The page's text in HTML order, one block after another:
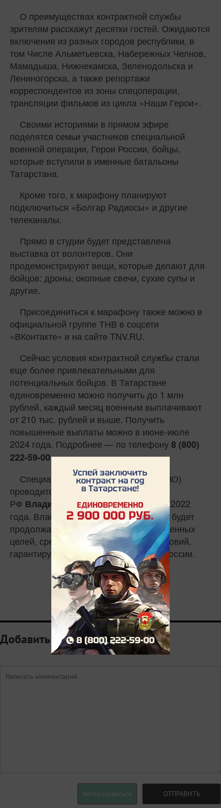
О преимуществах контрактной службы
зрителям расскажут десятки гостей. Ожидаются
включения из разных городов республики, в
том Числе Альметьевска, Набережных Челнов,
Мамадыша, Нижнекамска, Зеленодольска и
Лениногорска, а также репортажи
корреспондентов из зоны спецоперации,
трансляции фильмов из цикла «Наши Герои».
Своими историями в прямом эфире
поделятся семьи участников специальной
военной операции, Герои России, бойцы,
которые вступили в именные батальоны
Татарстана.
Кроме того, к марафону планируют
подключиться «Болгар Радиосы» и другие
телеканалы.
Прямо в студии будет представлена
выставка от волонтеров. Они
продемонстрируют вещи, которые делают для
бойцов: дроны, окопные свечи, сухие супы и
другие.
Присоединиться к марафону также можно в
официальной группе ТНВ в соцсети
«ВКонтакте» и на сайте TNV.RU.
Сейчас условия контрактной службы стали
еще более привлекательными для
потенциальных бойцов. В Татарстане
единовременно можно получить до 1 млн
рублей, каждый месяц военным выплачивают
от 210 тыс. рублей и выше. Получить
повышенные выплаты можно в июне-июле
2024 года. Подробнее — по телефону8 (800)
222-59-00.
Специальная военная операция (СВО)
проводится по решению Президента
РФ Владимира Путинас 24 февраля 2022
года. Власти не раз заявляли, что она будет
продолжаться до достижения поставленных
целей, среди которых — создание условий,
гарантирующих безопасность самой России.
0
Добавить комментарий
Авторизоваться ОТПРАВИТЬ